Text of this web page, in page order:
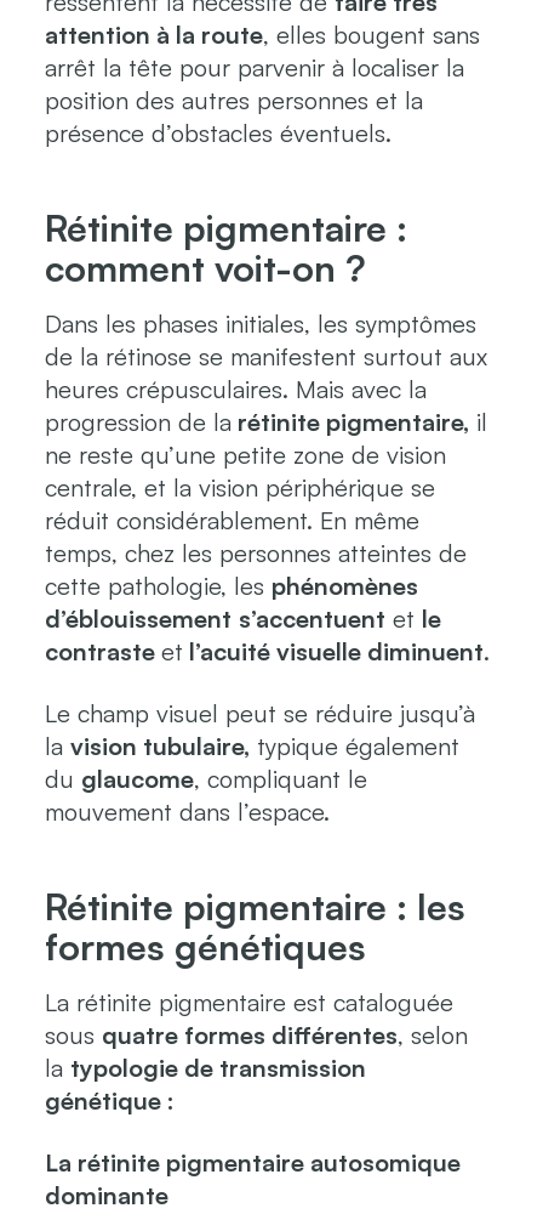
attention à la route, elles bougent sans
arrêt la tête pour parvenir à localiser la
position des autres personnes et la
présence d’obstacles éventuels.
Rétinite pigmentaire :
comment voit-on ?
Dans les phases initiales, les symptômes
de la rétinose se manifestent surtout aux
heures crépusculaires. Mais avec la
progression de la rétinite pigmentaire, il
ne reste qu’une petite zone de vision
centrale, et la vision périphérique se
réduit considérablement. En même
temps, chez les personnes atteintes de
cette pathologie, les phénomènes
d’éblouissement s’accentuent et le
contraste et l’acuité visuelle diminuent.
Le champ visuel peut se réduire jusqu’à
la vision tubulaire, typique également
du glaucome, compliquant le
mouvement dans l’espace.
Rétinite pigmentaire : les
formes génétiques
La rétinite pigmentaire est cataloguée
sous quatre formes différentes, selon
la typologie de transmission
génétique :
La rétinite pigmentaire autosomique
dominante